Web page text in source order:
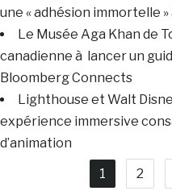
une « adhésion immortelle
Le Musée Aga Khan de
canadienne à lancer un
Bloomberg Connects
Lighthouse et Walt
expérience immersive
d’animation
1
2